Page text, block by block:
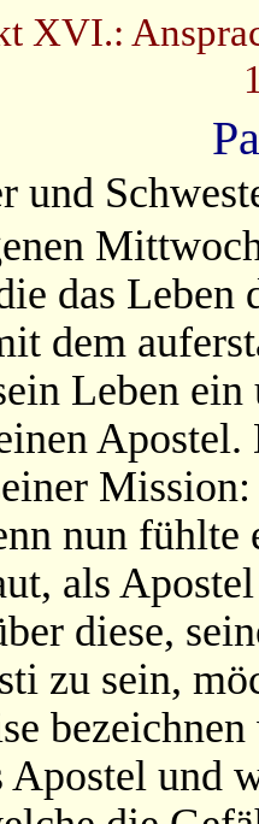
XVI.:
und
das Leben
dem
Leben
Apostel.
nun
als
diese,
zu sein,
und